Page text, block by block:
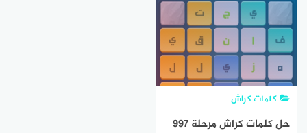
كلمات كراش
حل كلمات كراش مرحلة ٩٩٧